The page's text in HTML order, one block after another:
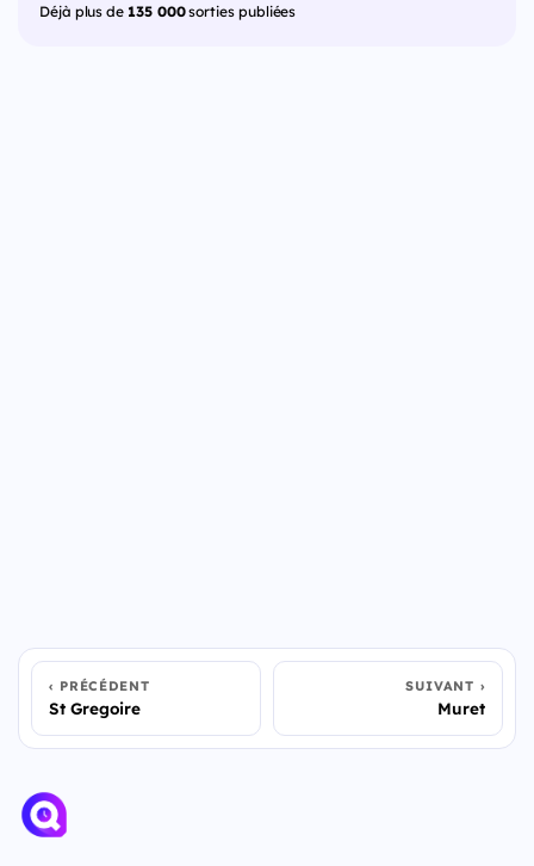
Déjà plus de 135 000sorties publiées
PRÉCÉDENT
St Gregoire
SUIVANT
Muret